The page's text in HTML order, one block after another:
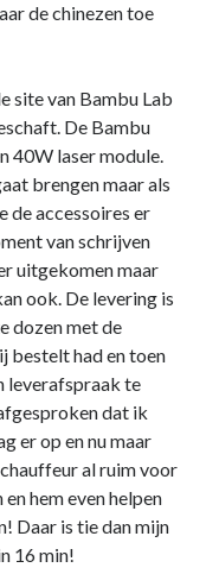
de chinezen toe
site van Bambu Lab
De Bambu
40W laser module.
brengen maar als
de accessoires er
van schrijven
uitgekomen maar
ook. De levering is
dozen met de
bestelt had en toen
leverafspraak te
dat ik
er op en nu maar
al ruim voor
hem even helpen
Daar is tie dan mijn
16 min!